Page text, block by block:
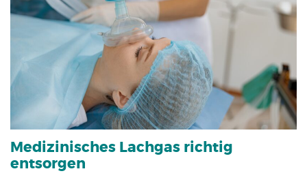
Medizinisches Lachgas richtig
entsorgen